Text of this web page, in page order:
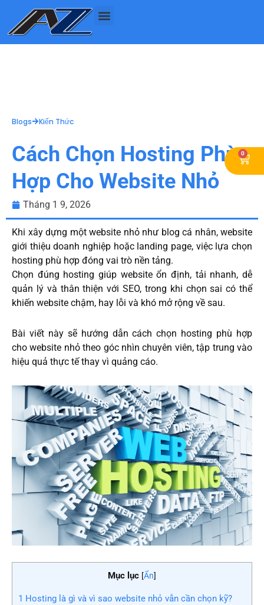
nội
Blogs Kiến Thức
Cách Chọn Hosting Phù
Hợp Cho Website Nhỏ
Tháng 1 9, 2026
Khi xây dựng một website nhỏ như blog cá nhân, website
giới thiệu doanh nghiệp hoặc landing page, việc lựa chọn
hosting phù hợp đóng vai trò nền tảng.
Chọn đúng hosting giúp website ổn định, tải nhanh, dễ
quản lý và thân thiện với SEO, trong khi chọn sai có thể
khiến website chậm, hay lỗi và khó mở rộng về sau.
Bài viết này sẽ hướng dẫn cách chọn hosting phù hợp
cho website nhỏ theo góc nhìn chuyên viên, tập trung vào
hiệu quả thực tế thay vì quảng cáo.
Mục lục [Ẩn]
1 Hosting là gì và vì sao website nhỏ vẫn cần chọn kỹ?
0
Cart